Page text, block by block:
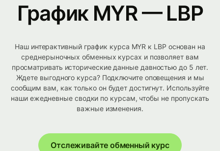
График MYR — LBP
Наш интерактивный график курса MYR к LBP основан на
среднерыночных обменных курсах и позволяет вам
просматривать исторические данные давностью до 5 лет.
Ждете выгодного курса? Подключите оповещения и мы
сообщим вам, как только он будет достигнут. Используйте
наши ежедневные сводки по курсам, чтобы не пропускать
важные изменения.
Отслеживайте обменный курс